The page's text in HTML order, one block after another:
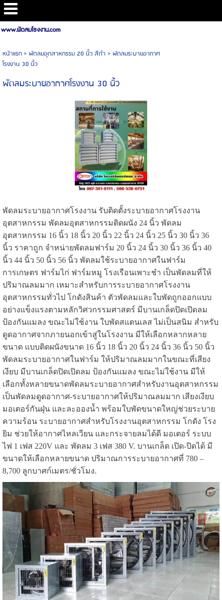
www.พัดลมโรงงาน.com
หน้าแรก> พัดลมอุตสาหกรรม 20 นิ้ว สีดำ > พัดลมระบายอากาศ
โรงงาน 30 นิ้ว
พัดลมระบายอากาศโรงงาน 30 นิ้ว
พัดลมระบายอากาศโรงงาน รับติดตั้งระบายอากาศโรงงาน
อุตสาหกรรม พัดลมอุตสาหกรรมติดผนัง 24 นิ้ว พัดลม
อุตสาหกรรม 16 นิ้ว 18 นิ้ว 20 นิ้ว 22 นิ้ว 24 นิ้ว 25 นิ้ว 30 นิ้ว 36
นิ้ว ราคาถูก จำหน่ายพัดลมฟาร์ม 20 นิ้ว 24 นิ้ว 30 นิ้ว 36 นิ้ว 40
นิ้ว 44 นิ้ว 50 นิ้ว 56 นิ้ว พัดลมใช้ระบายอากาศในฟาร์ม
การเกษตร ฟาร์มไก่ ฟาร์มหมู โรงเรือนเพาะชำ เป็นพัดลมที่ให้
ปริมาณลมมาก เหมาะสำหรับการระบายอากาศโรงงาน
อุตสาหกรรมทั่วไป โกดังสินค้า ตัวพัดลมและใบพัดถูกออกแบบ
อย่างแข็งแรงตามหลักวิศวกรรมศาสตร์ มีบานเกล็ดปิดเปิดลม
ป้องกันแมลง ขณะไม่ใช้งาน ใบพัดสแตนเลส ไม่เป็นสนิม สำหรับ
ดูดอากาศจากภายนอกเข้าสู่ในโรงงาน มีให้เลือกหลากหลาย
ขนาด แบบติดผนังขนาด 16 นิ้ว 18 นิ้ว 20 นิ้ว 24 นิ้ว 36 นิ้ว 50 นิ้ว
พัดลมระบายอากาศในฟาร์ม ให้ปริมาณลมมากในขณะที่เสียง
เงียบ มีบานเกล็ดปิดเปิดลม ป้องกันแมลง ขณะไม่ใช้งาน มีให้
เลือกทั้งหลายขนาดพัดลมระบายอากาศสำหรับงานอุตสาหกรรม
เป็นพัดลมดูดอากาศ-ระบายอากาศให้ปริมาณลมมาก เสียงเงียบ
มอเตอร์กันฝุ่น และละอองน้ำ พร้อมใบพัดขนาดใหญ่ช่วยระบาย
ความร้อน ระบายอากาศสำหรับโรงงานอุตสาหกรรม โกดัง โรง
ยิม ช่วยให้อากาศไหลเวียน และกระจายลมได้ดี มอเตอร์ ระบบ
ไฟ 1 เฟส 220V และ พัดลม 3 เฟส 380 V. บานเกล็ด เปิด-ปิดได้ มี
ขนาดให้เลือกหลายขนาด ปริมาณการระบายอากาศที่ 780 –
8,700 ลูกบาศก์เมตร/ชั่วโมง.